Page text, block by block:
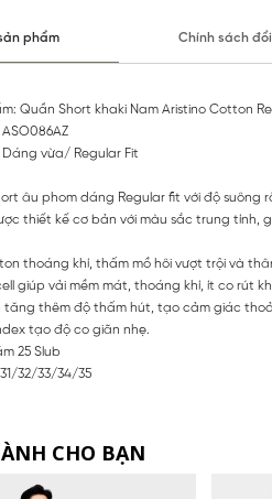
phẩm Chính sách
Quần Short khaki Nam Aristino Cotton
Dáng vừa/ Regular Fit
âu phom dáng Regular fit với độ suông
thiết kế cơ bản với màu sắc trung tính,
thoáng khí, thấm mồ hôi vượt trội và
giúp vải mềm mát, thoáng khí, ít co rút
tăng thêm độ thấm hút, tạo cảm giác
tạo độ co giãn nhẹ.
25 Slub
32/33/34/35
CHO BẠN